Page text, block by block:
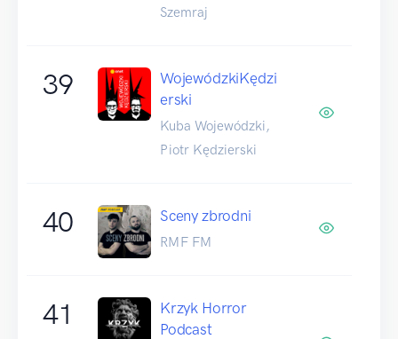
Szemraj
39
WojewódzkiKędzi
erski
Kuba Wojewódzki,
Piotr Kędzierski
40 Sceny zbrodni
RMF FM
41
Krzyk Horror
Podcast